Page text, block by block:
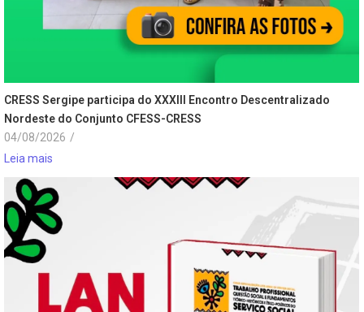
CRESS Sergipe participa do XXXIII Encontro Descentralizado
Nordeste do Conjunto CFESS-CRESS
04/08/2026 /
Leia mais